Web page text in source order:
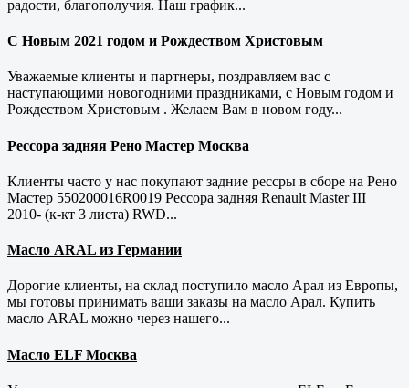
радости, благополучия. Наш график...
С Новым 2021 годом и Рождеством Христовым
Уважаемые клиенты и партнеры, поздравляем вас с
наступающими новогодними праздниками, с Новым годом и
Рождеством Христовым . Желаем Вам в новом году...
Рессора задняя Рено Мастер Москва
Клиенты часто у нас покупают задние рессры в сборе на Рено
Мастер 550200016R0019 Рессора задняя Renault Master III
2010- (к-кт 3 листа) RWD...
Масло ARAL из Германии
Дорогие клиенты, на склад поступило масло Арал из Европы,
мы готовы принимать ваши заказы на масло Арал. Купить
масло ARAL можно через нашего...
Масло ELF Москва